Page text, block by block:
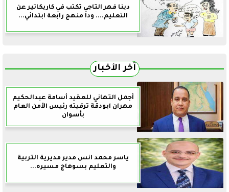
دينا فهر التاجي تكتب في كاريكاتير عن
التعليم.... ودا منهج رابعة ابتدائي...
آخر الأخبار
أجمل التهاني للعقيد أسامة عبدالحكيم
مهران ابودقة ترقيته رئيس الأمن العام
بأسوان
ياسر محمد انس مدير مديرية التربية
والتعليم بسوهاج مسيره...